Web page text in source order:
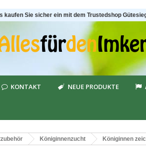
kaufen Sie sicher ein mit dem Trustedshop
KONTAKT NEUE PRODUKTE
Königinnenzucht Königinnen